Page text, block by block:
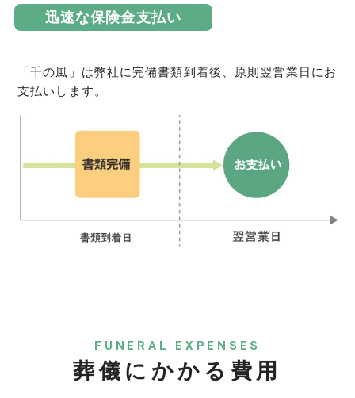
迅速な保険金支払い
「千の風」は弊社に完備書類到着後、原則翌営業日にお
支払いします。
FUNERAL EXPENSES
葬儀にかかる費用